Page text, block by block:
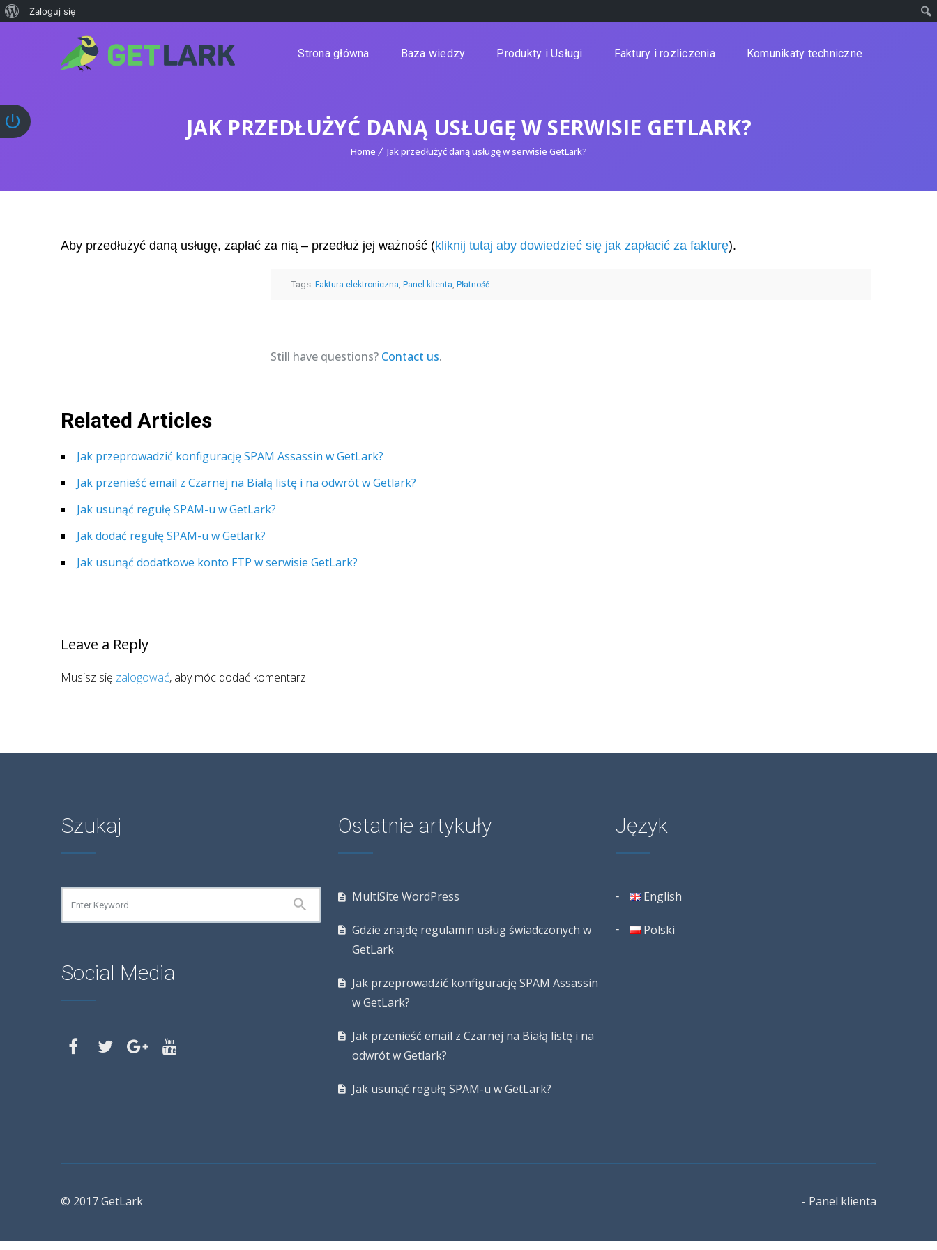
Strona główna Baza wiedzy Produkty i Usługi Faktury i rozliczenia Komunikaty techniczne
JAK PRZEDŁUŻYĆ DANĄ USŁUGĘ W SERWISIE GETLARK?
Home Jak przedłużyć daną usługę w serwisie GetLark?
Aby przedłużyć daną usługę, zapłać za nią – przedłuż jej ważność (kliknij tutaj aby dowiedzieć się jak zapłacić za fakturę).
Tags: Faktura elektroniczna, Panel klienta, Płatność
Still have questions? Contact us.
Related Articles
Jak przeprowadzić konfigurację SPAM Assassin w GetLark?
Jak przenieść email z Czarnej na Białą listę i na odwrót w Getlark?
Jak usunąć regułę SPAM-u w GetLark?
Jak dodać regułę SPAM-u w Getlark?
Jak usunąć dodatkowe konto FTP w serwisie GetLark?
Leave a Reply
Musisz się zalogować, aby móc dodać komentarz.
Szukaj
Social Media
Ostatnie artykuły
MultiSite WordPress
Gdzie znajdę regulamin usług świadczonych w
GetLark
Jak przeprowadzić konfigurację SPAM Assassin
w GetLark?
Jak przenieść email z Czarnej na Białą listę i na
odwrót w Getlark?
Jak usunąć regułę SPAM-u w GetLark?
Język
English
Polski
© 2017 GetLark Panel klienta
Zaloguj się